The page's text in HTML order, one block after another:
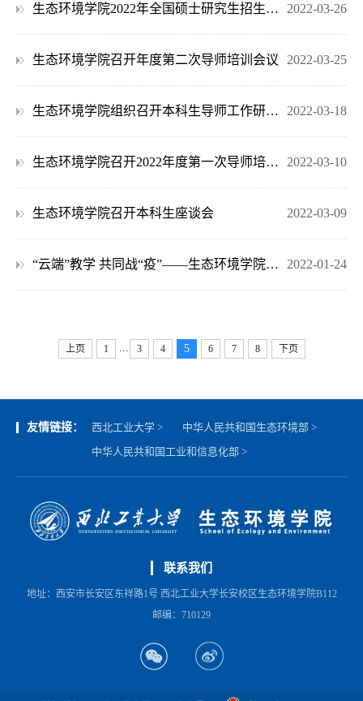
2022-03-26
生态环境学院2022年全国硕士研究生招生考试复试工作方案
2022-03-25
生态环境学院召开年度第二次导师培训会议
2022-03-18
生态环境学院组织召开本科生导师工作研讨会议
2022-03-10
生态环境学院召开2022年度第一次导师培训会议
2022-03-09
生态环境学院召开本科生座谈会
2022-01-24
“云端”教学 共同战“疫”——生态环境学院在行动
上页 1 3 4 5 6 7 8 下页
友情链接： 西北工业大学 >
中华人民共和国生态环境部 >
中华人民共和国工业和信息化部 >
联系我们
地址：西安市长安区东祥路1号 西北工业大学长安校区生态环境学院B112
邮编：710129